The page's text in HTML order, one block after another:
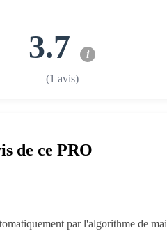
3.7 i
(1 avis)
de ce PRO
par l'algorithme de